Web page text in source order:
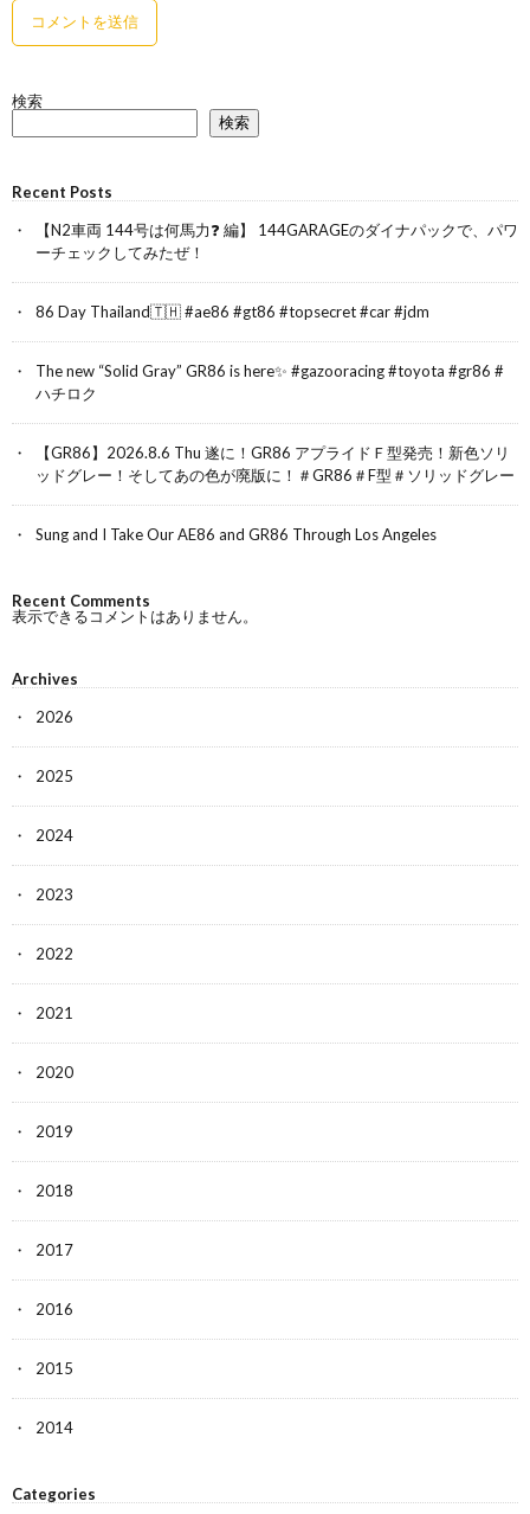
検索
検索
Recent Posts
【N2車両 144号は何馬力❓ 編】 144GARAGEのダイナパックで、パワ
ーチェックしてみたぜ！
86 Day Thailand🇹🇭 #ae86 #gt86 #topsecret #car #jdm
The new “Solid Gray” GR86 is here✨ #gazooracing #toyota #gr86 #
ハチロク
【GR86】2026.8.6 Thu 遂に！GR86 アプライドＦ型発売！新色ソリ
ッドグレー！そしてあの色が廃版に！＃GR86＃F型＃ソリッドグレー
Sung and I Take Our AE86 and GR86 Through Los Angeles
Recent Comments
表示できるコメントはありません。
Archives
2026
2025
2024
2023
2022
2021
2020
2019
2018
2017
2016
2015
2014
Categories